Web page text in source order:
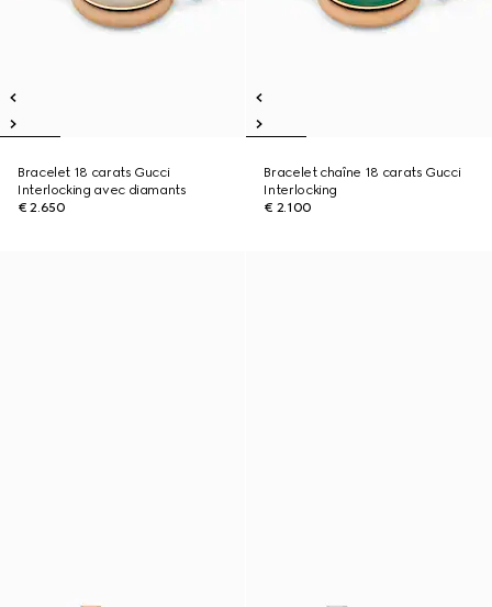
Bracelet 18 carats Gucci
Interlocking avec diamants
€ 2.650
Bracelet chaîne 18 carats Gucci
Interlocking
€ 2.100